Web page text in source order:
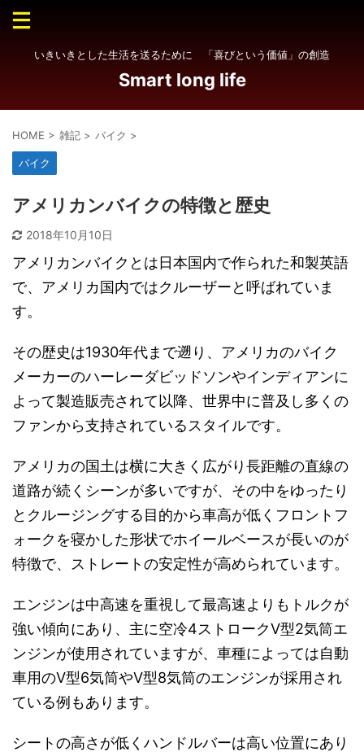
いきいきとした生活を送るために 「喜びという価値」の創造
Smart long life
HOME > 雑記 > バイク >
バイク
アメリカンバイクの特徴と歴史
2018年10月10日
アメリカンバイクとは日本国内で作られた和製英語
で、アメリカ国内ではクルーザーと呼ばれていま
す。
その歴史は1930年代まで遡り、アメリカのバイク
メーカーのハーレーダビッドソンやインディアンに
よって製造販売されて以降、世界中に普及し多くの
ファンから支持されているスタイルです。
アメリカの国土は横に大きく広がり長距離の直線の
道路が続くシーンが多いですが、その中をゆったり
とクルージングする目的から車高が低くフロントフ
ォークを寝かした形状でホイールベースが長いのが
特徴で、ストレートの安定性が高められています。
エンジンは中高速を重視して最高速よりもトルクが
強い傾向にあり、主に空冷4ストロークV型2気筒エ
ンジンが使用されていますが、車種によっては自動
車用のV型6気筒やV型8気筒のエンジンが採用され
ている例もあります。
シートの高さが低くハンドルバーは高い位置にあり